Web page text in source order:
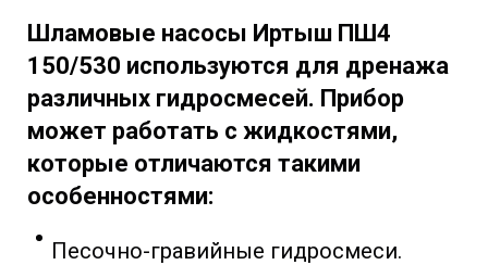
Шламовые насосы Иртыш ПШ4
150/530 используются для дренажа
различных гидросмесей. Прибор
может работать с жидкостями,
которые отличаются такими
особенностями:
Песочно-гравийные гидросмеси.